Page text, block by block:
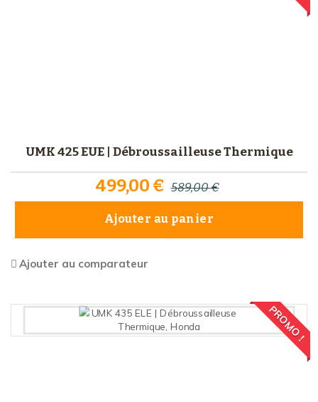
UMK 425 EUE | Débroussailleuse Thermique
499,00 € 589,00 €
Ajouter au panier
Ajouter au comparateur
PROMO !